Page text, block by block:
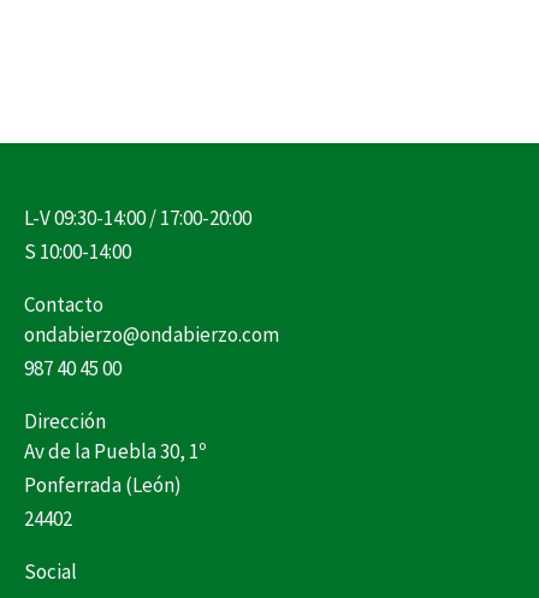
L-V 09:30-14:00 / 17:00-20:00
S 10:00-14:00
Contacto
ondabierzo@ondabierzo.com
987 40 45 00
Dirección
Av de la Puebla 30, 1º
Ponferrada (León)
24402
Social